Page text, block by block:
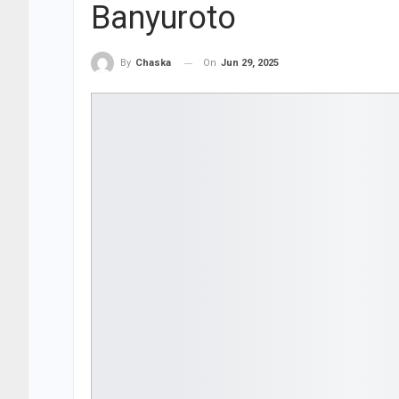
Banyuroto
By Chaska On Jun 29, 2025